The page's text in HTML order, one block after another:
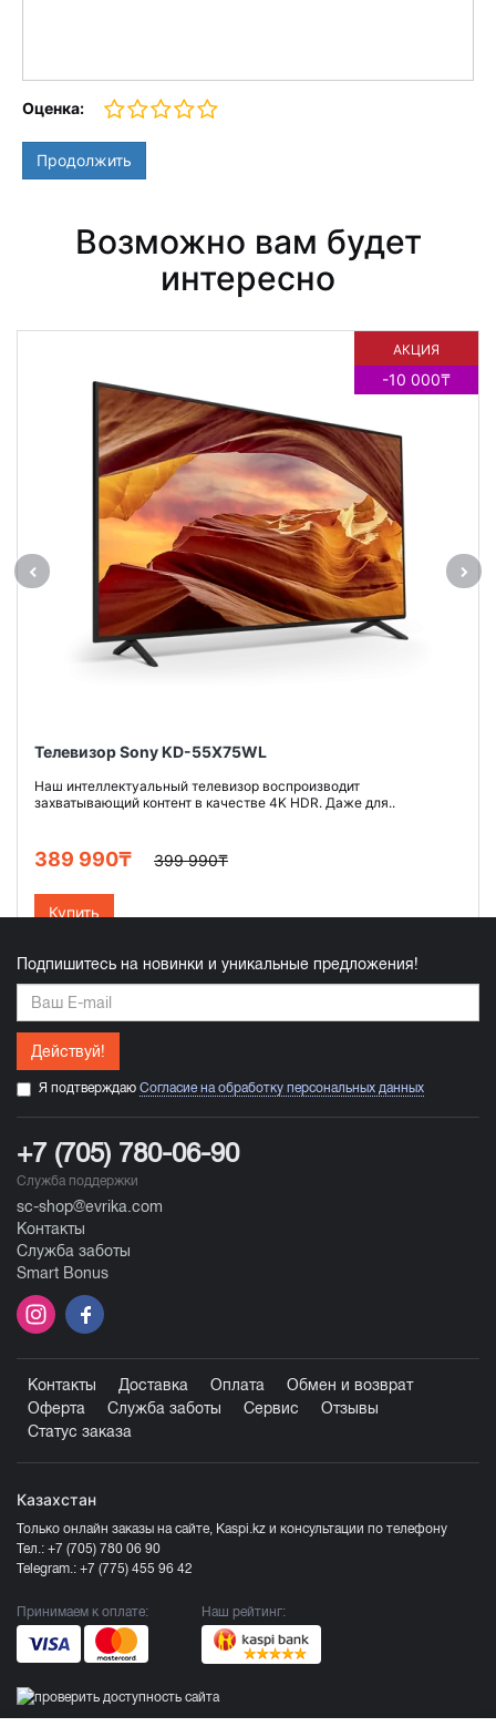
Оценка:
Продолжить
Возможно вам будет
интересно
АКЦИЯ
-10 000₸
Телевизор Sony KD-55X75WL
Наш интеллектуальный телевизор воспроизводит
захватывающий контент в качестве 4K HDR. Даже для..
389 990₸ 399 990₸
Купить
Подпишитесь на новинки и уникальные предложения!
Действуй!
Я подтверждаю Согласие на обработку персональных данных
+7 (705) 780-06-90
Служба поддержки
sc-shop@evrika.com
Контакты
Служба заботы
Smart Bonus
Контакты Доставка Оплата
Обмен и возврат
Оферта
Служба заботы Сервис
Отзывы
Статус заказа
Казахстан
Только онлайн заказы на сайте, Kaspi.kz и консультации по телефону
Тел.: +7 (705) 780 06 90
Telegram.: +7 (775) 455 96 42
Принимаем к оплате: Наш рейтинг: